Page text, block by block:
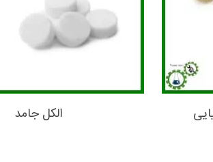
الکل جامد